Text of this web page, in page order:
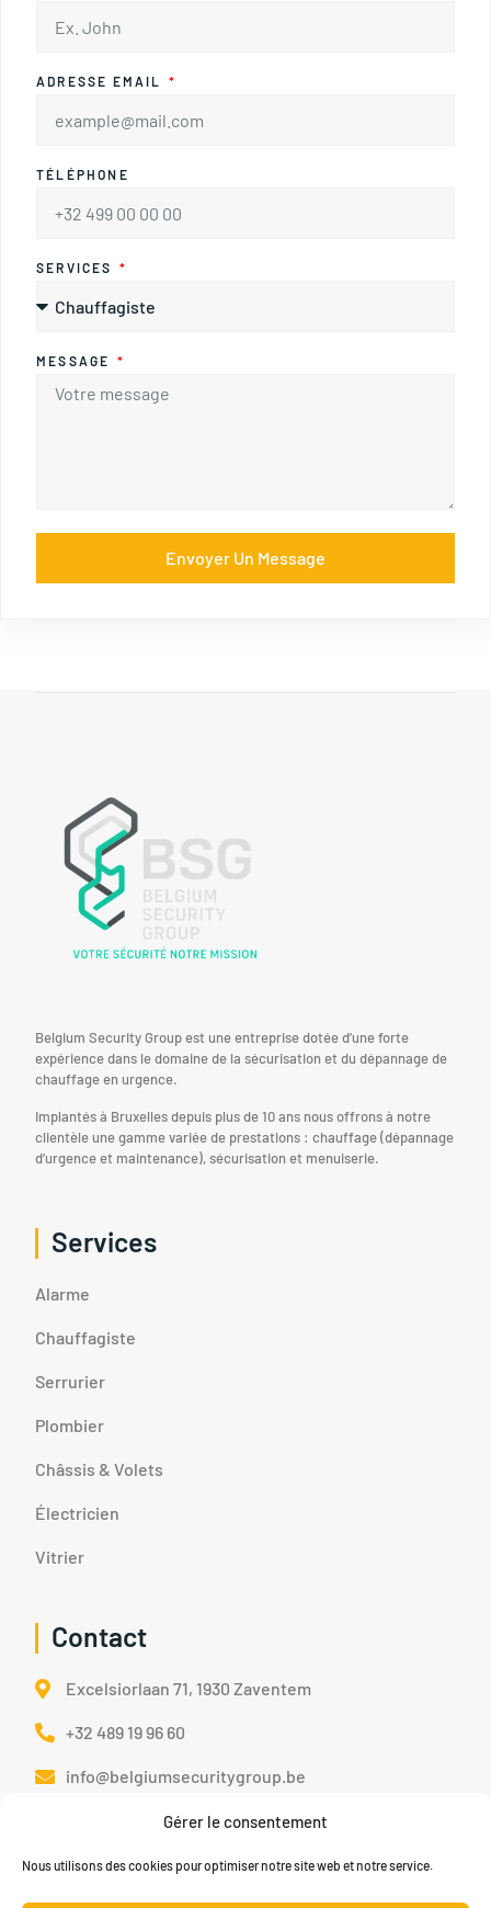
Gérer le consentement
Nous utilisons des cookies pour optimiser notre site web et notre service.
ADRESSE EMAIL
TÉLÉPHONE
SERVICES
MESSAGE
Envoyer Un Message
Belgium Security Group est une entreprise dotée d’une forte
expérience dans le domaine de la sécurisation et du dépannage de
chauffage en urgence.
Implantés à Bruxelles depuis plus de 10 ans nous offrons à notre
clientèle une gamme variée de prestations : chauffage (dépannage
d’urgence et maintenance), sécurisation et menuiserie.
Services
Alarme
Chauffagiste
Serrurier
Plombier
Châssis & Volets
Électricien
Vitrier
Contact
Excelsiorlaan 71, 1930 Zaventem
+32 489 19 96 60
info@belgiumsecuritygroup.be
Partenariat avec CAP Security Agréée par le